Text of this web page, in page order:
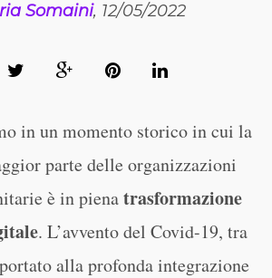
Somaini, 12/05/2022
in un momento storico in cui la
parte delle organizzazioni
è in pienatrasformazione
. L’avvento del Covid-19, tra
alla profonda integrazione